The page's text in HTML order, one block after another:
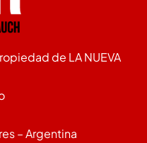
de LA NUEVA
– Argentina